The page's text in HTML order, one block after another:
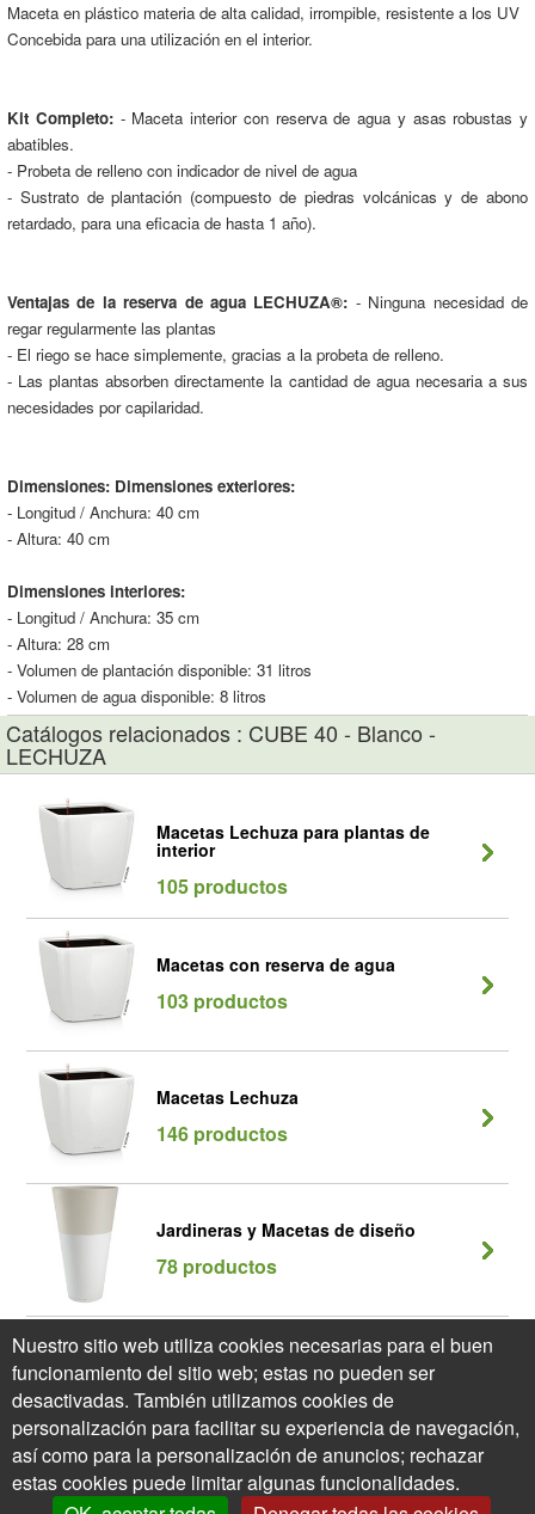
Maceta en plástico materia de alta calidad, irrompible, resistente a los UV
Concebida para una utilización en el interior.
Kit Completo:- Maceta interior con reserva de agua y asas robustas y
abatibles.
- Probeta de relleno con indicador de nivel de agua
- Sustrato de plantación (compuesto de piedras volcánicas y de abono
retardado, para una eficacia de hasta 1 año).
Ventajas de la reserva de agua LECHUZA®: - Ninguna necesidad de
regar regularmente las plantas
- El riego se hace simplemente, gracias a la probeta de relleno.
- Las plantas absorben directamente la cantidad de agua necesaria a sus
necesidades por capilaridad.
Dimensiones: Dimensiones exteriores:
- Longitud / Anchura: 40 cm
- Altura: 40 cm
Dimensiones interiores:
- Longitud / Anchura: 35 cm
- Altura: 28 cm
- Volumen de plantación disponible: 31 litros
- Volumen de agua disponible: 8 litros
Catálogos relacionados : CUBE 40 - Blanco -
LECHUZA
Macetas Lechuza para plantas de
interior
105 productos
Macetas con reserva de agua
103 productos
Macetas Lechuza
146 productos
Jardineras y Macetas de diseño
78 productos
Colección Cube - Lechuza
22 productos
Nuestro sitio web utiliza cookies necesarias para el buen
funcionamiento del sitio web; estas no pueden ser
desactivadas. También utilizamos cookies de
personalización para facilitar su experiencia de navegación,
así como para la personalización de anuncios; rechazar
estas cookies puede limitar algunas funcionalidades.